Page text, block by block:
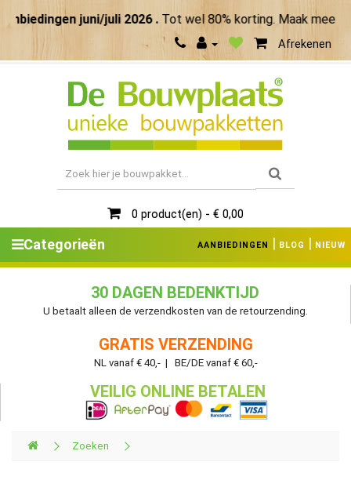
juni/juli 2026 .Tot wel 80% korting. Maak meer
Afrekenen
0 product(en) - € 0,00
Categorieën AANBIEDINGEN | BLOG | NIEUW
30 DAGEN BEDENKTIJD
U betaalt alleen de verzendkosten van de retourzending.
GRATIS VERZENDING
NL vanaf € 40,- | BE/DE vanaf € 60,-
VEILIG ONLINE BETALEN
Zoeken